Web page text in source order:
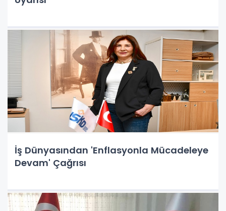
İş Dünyasından 'Enflasyonla Mücadeleye
Devam' Çağrısı